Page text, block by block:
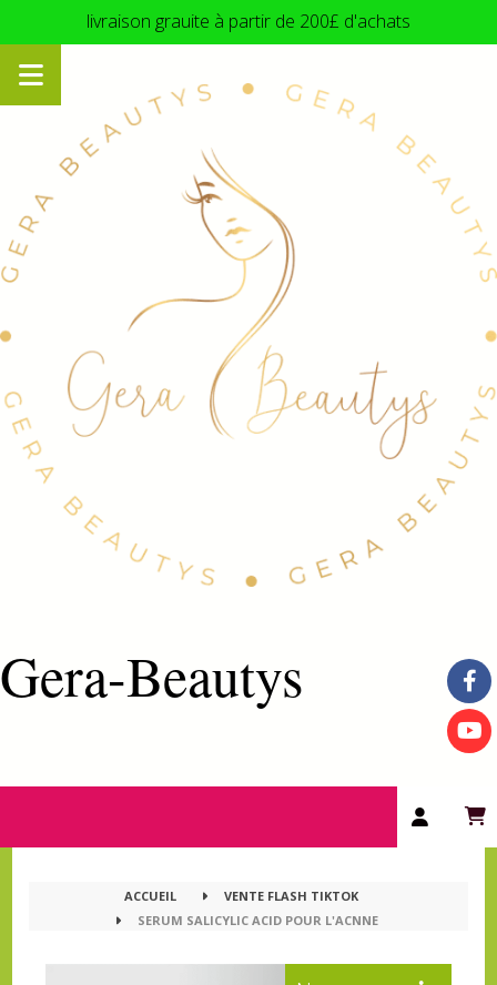
livraison grauite à partir de 200£ d'achats
Gera-Beautys
ACCUEIL
VENTE FLASH TIKTOK
SERUM SALICYLIC ACID POUR L'ACNNE